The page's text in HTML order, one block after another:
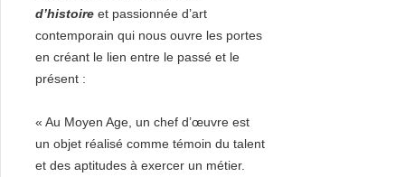
d’histoire et passionnée d’art
contemporain qui nous ouvre les portes
en créant le lien entre le passé et le
présent :
« Au Moyen Age, un chef d’œuvre est
un objet réalisé comme témoin du talent
et des aptitudes à exercer un métier.